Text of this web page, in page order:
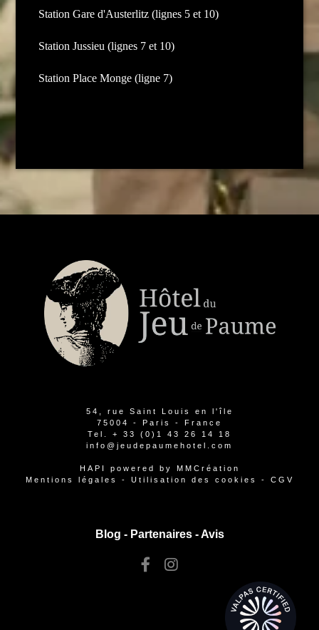
Station Gare d'Austerlitz (lignes 5 et 10)
Station Jussieu (lignes 7 et 10)
Station Place Monge (ligne 7)
54, rue Saint Louis en l'île
75004 - Paris - France
Tel. + 33 (0)1 43 26 14 18
info@jeudepaumehotel.com
HAPI powered by
MMCréation
Mentions légales
- Utilisation des cookies - CGV
Blog - Partenaires-Avis